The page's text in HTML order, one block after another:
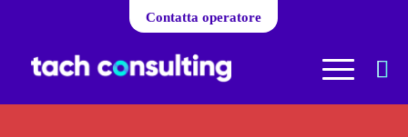
Contatta operatore